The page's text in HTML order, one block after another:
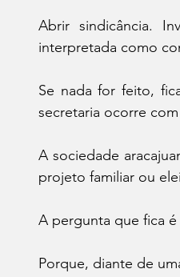
Abrir sindicância.
interpretada como
Se nada for feito,
secretaria ocorre
A sociedade
projeto familiar ou
A pergunta que fica
Porque, diante de